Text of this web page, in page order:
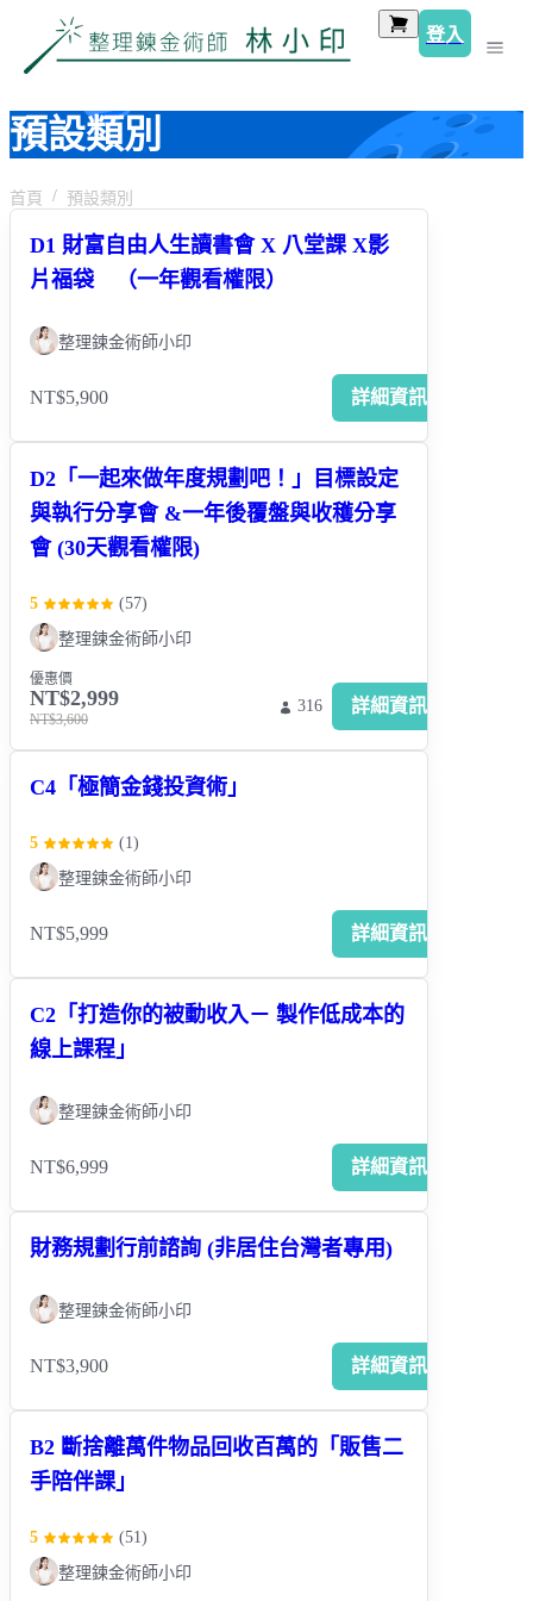
登入
預設類別
首頁 預設類別
D1 財富自由人生讀書會 X 八堂課 X影
片福袋 （一年觀看權限）
整理鍊金術師小印
NT$5,900 詳細資訊
D2「一起來做年度規劃吧！」目標設定
與執行分享會 &一年後覆盤與收穫分享
會 (30天觀看權限)
5 (57)
整理鍊金術師小印
優惠價
NT$2,999
NT$3,600
316 詳細資訊
C4「極簡金錢投資術」
5 (1 )
整理鍊金術師小印
NT$5,999 詳細資訊
C2「打造你的被動收入－ 製作低成本的
線上課程」
整理鍊金術師小印
NT$6,999 詳細資訊
財務規劃行前諮詢 (非居住台灣者專用)
整理鍊金術師小印
NT$3,900 詳細資訊
B2 斷捨離萬件物品回收百萬的「販售二
手陪伴課」
5 (51 )
整理鍊金術師小印